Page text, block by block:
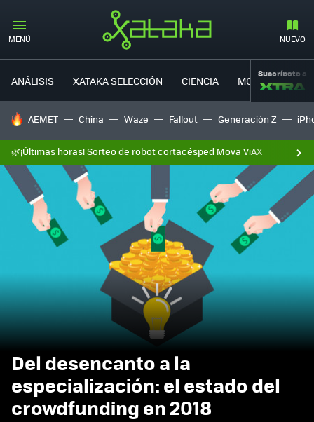
MENÚ NUEVO
ANÁLISIS XATAKA SELECCIÓN CIENCIA MOVILIDAD
Suscríbete a
HOY SE HABLA DE
AEMET China Waze Fallout Generación Z
🌿¡Últimas horas! Sorteo de robot cortacésped Mova ViAX
Del desencanto a la
especialización: el estado del
crowdfunding en 2018